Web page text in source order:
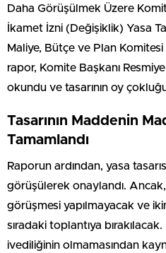
Daha Görüşülmek Üzere
İkamet İzni (Değişiklik) Yasa
Maliye, Bütçe ve Plan Komitesi
rapor, Komite Başkanı
okundu ve tasarının oy
Tasarının Maddenin
Tamamlandı
Raporun ardından, yasa
görüşülerek onaylandı. Ancak,
görüşmesi yapılmayacak ve
sıradaki toplantıya
ivediliğinin olmamasından